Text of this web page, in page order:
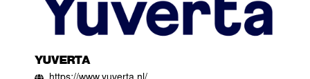
YUVERTA